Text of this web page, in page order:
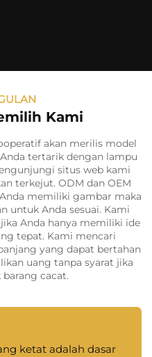
Kami
akan merilis model
tertarik dengan lampu
situs web kami
terkejut. ODM dan OEM
memiliki gambar maka
untuk Anda sesuai. Kami
Anda hanya memiliki ide
tepat. Kami mencari
yang dapat bertahan
uang tanpa syarat jika
cacat.
ketat adalah dasar